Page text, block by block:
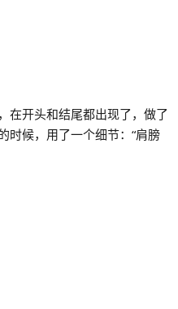
在开头和结尾都出现了，做了
时候，用了一个细节：“肩膀